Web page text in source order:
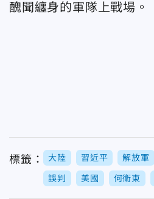
醜聞纏身的軍隊上戰場。
標籤： 大陸 習近平 解放軍
誤判 美國 何衛東